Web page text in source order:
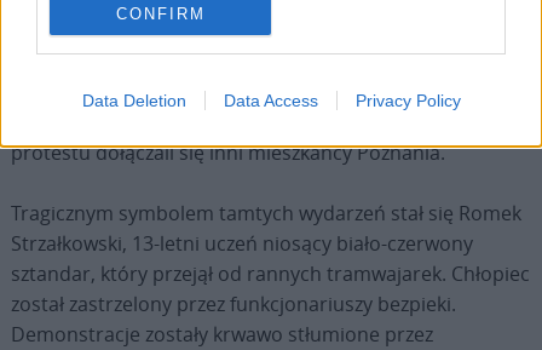
CONFIRM
Data Deletion Data Access Privacy Policy
Poznański Czerwiec 1956 był pierwszym w PRL strajkiem
generalny i wystąpieniem ulicznym. Rankiem 28 czerwca
robotnicy Zakładów Przemysłu Metalowego H.
protestu dołączali się inni mieszkańcy Poznania.
Tragicznym symbolem tamtych wydarzeń stał się Romek
Strzałkowski, 13-letni uczeń niosący biało-czerwony
sztandar, który przejął od rannych tramwajarek. Chłopiec
został zastrzelony przez funkcjonariuszy bezpieki.
Demonstracje zostały krwawo stłumione przez